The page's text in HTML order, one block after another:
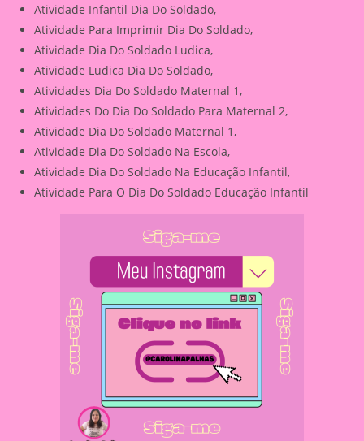
Atividade Infantil Dia Do Soldado,
Atividade Para Imprimir Dia Do Soldado,
Atividade Dia Do Soldado Ludica,
Atividade Ludica Dia Do Soldado,
Atividades Dia Do Soldado Maternal 1,
Atividades Do Dia Do Soldado Para Maternal 2,
Atividade Dia Do Soldado Maternal 1,
Atividade Dia Do Soldado Na Escola,
Atividade Dia Do Soldado Na Educação Infantil,
Atividade Para O Dia Do Soldado Educação Infantil